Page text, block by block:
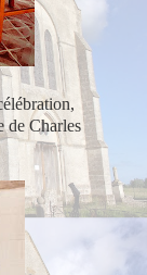
de Charles